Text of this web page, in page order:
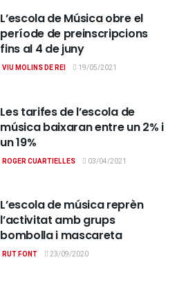
L’escola de Música obre el
període de preinscripcions
fins al 4 de juny
VIU MOLINS DE REI 19/05/2021
Les tarifes de l’escola de
música baixaran entre un 2% i
un 19%
ROGER CUARTIELLES 03/04/2021
L’escola de música reprèn
l’activitat amb grups
bombolla i mascareta
RUT FONT 23/09/2020